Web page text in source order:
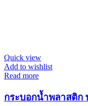
Quick view
Add to wishlist
Read more
กระบอกน้ำพลาสติก